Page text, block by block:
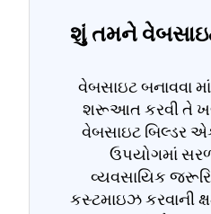
શું તમને
વેબસાઇટ બનાવવા
શરૂઆત કરવી તે
વેબસાઇટ બિલ્ડર
ઉપયોગમાં
વ્યવસાયિક
કસ્ટમાઇઝ કરવાની